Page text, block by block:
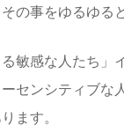
の事をゆるゆる
敏感な人たち
センシティブな
ます。